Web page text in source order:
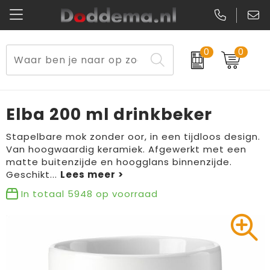
0 0
Paraplu's
Aanstekers
Elektronica, Gadgets en USB
Levensmiddelen
Veiligheidsvesten en Veiligheidshesjes
Veiligheidssignalering en Verlichting
Gereedschap
Sweaters
T-Shirts
Peuters en Baby's
Schoenen
Lunchtassen
Schoenentassen
Golftassen
Duffeltassen
Elba 200 ml drinkbeker
Stapelbare mok zonder oor, in een tijdloos design.
Van hoogwaardig keramiek. Afgewerkt met een
matte buitenzijde en hoogglans binnenzijde.
Geschikt...
In totaal 5948 op voorraad